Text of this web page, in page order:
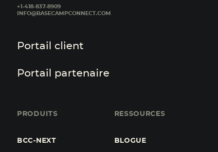
+1-418-837-8909
INFO@BASECAMPCONNECT.COM
Portail client
Portail partenaire
PRODUITS
BCC-NEXT
RESSOURCES
BLOGUE